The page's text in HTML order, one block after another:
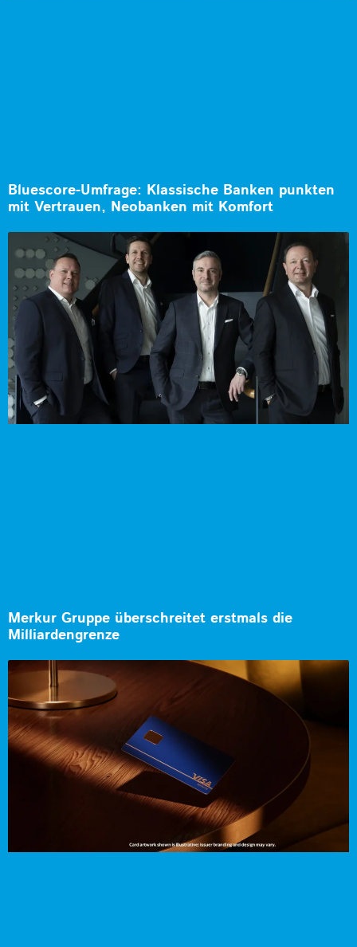
Bluescore-Umfrage: Klassische Banken punkten
mit Vertrauen, Neobanken mit Komfort
Merkur Gruppe überschreitet erstmals die
Milliardengrenze